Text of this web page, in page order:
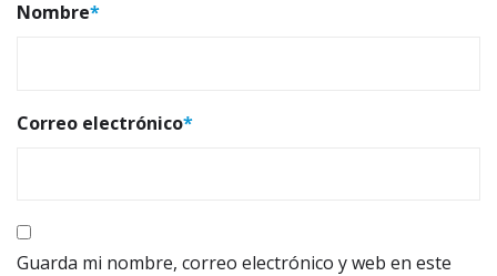
Nombre*
Correo electrónico*
Guarda mi nombre, correo electrónico y web en este